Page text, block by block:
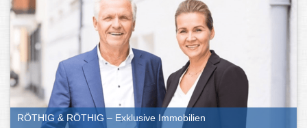
RÖTHIG & RÖTHIG – Exklusive Immobilien